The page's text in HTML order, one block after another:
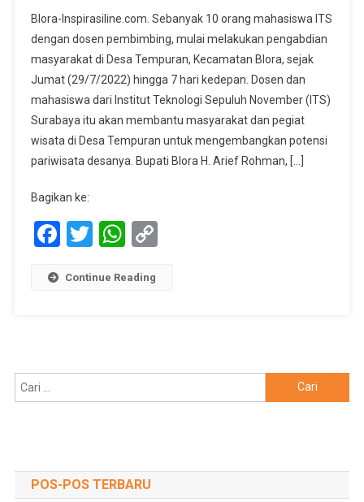
Ke
Lapangan,
Dosen
Dan
Mahasiswa
ITS
Bantu
Kembangkan
Blora-Inspirasiline.com. Sebanyak 10 orang mahasiswa ITS
dengan dosen pembimbing, mulai melakukan pengabdian
masyarakat di Desa Tempuran, Kecamatan Blora, sejak
Jumat (29/7/2022) hingga 7 hari kedepan. Dosen dan
mahasiswa dari Institut Teknologi Sepuluh November (ITS)
Surabaya itu akan membantu masyarakat dan pegiat
wisata di Desa Tempuran untuk mengembangkan potensi
pariwisata desanya. Bupati Blora H. Arief Rohman, […]
Bagikan ke:
Facebook
TwitterWhatsApp
Copy
Continue Reading
untuk:
POS-POS TERBARU